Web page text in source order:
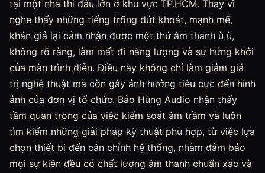
tại một nhà thi đấu lớn ở khu vực TP.HCM. Thay vì
nghe thấy những tiếng trống dứt khoát, mạnh mẽ,
khán giả lại cảm nhận được một thứ âm thanh ù ù,
không rõ ràng, làm mất đi năng lượng và sự hứng khởi
của màn trình diễn. Điều này không chỉ làm giảm giá
trị nghệ thuật mà còn gây ảnh hưởng tiêu cực đến hình
ảnh của đơn vị tổ chức. Bảo Hùng Audio nhận thấy
tầm quan trọng của việc kiểm soát âm trầm và luôn
tìm kiếm những giải pháp kỹ thuật phù hợp, từ việc lựa
chọn thiết bị đến cân chỉnh hệ thống, nhằm đảm bảo
mọi sự kiện đều có chất lượng âm thanh chuẩn xác và